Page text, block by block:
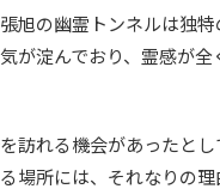
旭の幽霊トンネルは独
が淀んでおり、霊感が
訪れる機会があったと
場所には、それなりの